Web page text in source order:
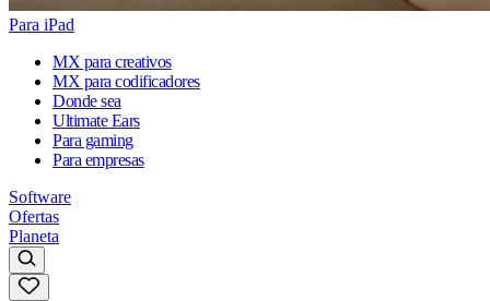
Para iPad
MX para creativos
MX para codificadores
Donde sea
Ultimate Ears
Para gaming
Para empresas
Software
Ofertas
Planeta